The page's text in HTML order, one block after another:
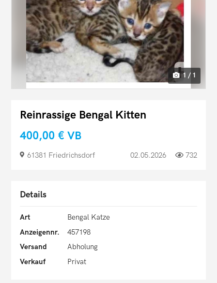
1 / 1
Reinrassige Bengal Kitten
400,00 € VB
61381 Friedrichsdorf 02.05.2026 732
Details
Art
Bengal Katze
Anzeigennr.
457198
Versand
Abholung
Verkauf
Privat